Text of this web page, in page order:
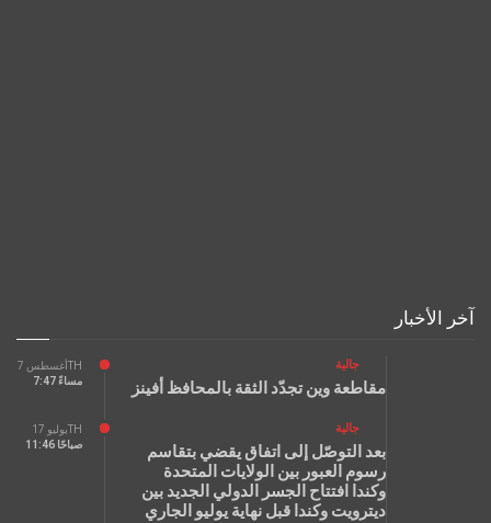
آخر الأخبار
أغسطس 7TH
7:47 مساءً
جالية
مقاطعة وين تجدّد الثقة بالمحافظ أفينز
يوليو 17TH
11:46 صباحًا
جالية
بعد التوصّل إلى اتفاق يقضي بتقاسم
رسوم العبور بين الولايات المتحدة
وكندا افتتاح الجسر الدولي الجديد بين
ديترويت وكندا قبل نهاية يوليو الجاري